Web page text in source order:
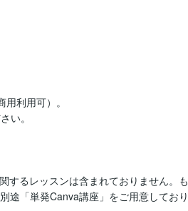
利用可）。
い。
するレッスンは含まれておりません。も
途「単発Canva講座」をご用意しており